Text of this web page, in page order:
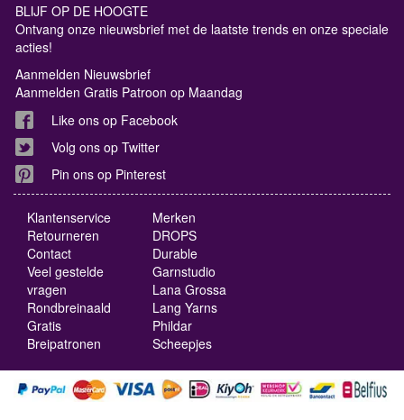
BLIJF OP DE HOOGTE
Ontvang onze nieuwsbrief met de laatste trends en onze speciale
acties!
Aanmelden Nieuwsbrief
Aanmelden Gratis Patroon op Maandag
Like ons op Facebook
Volg ons op Twitter
Pin ons op Pinterest
Klantenservice
Retourneren
Contact
Veel gestelde
vragen
Rondbreinaald
Gratis
Breipatronen
Merken
DROPS
Durable
Garnstudio
Lana Grossa
Lang Yarns
Phildar
Scheepjes